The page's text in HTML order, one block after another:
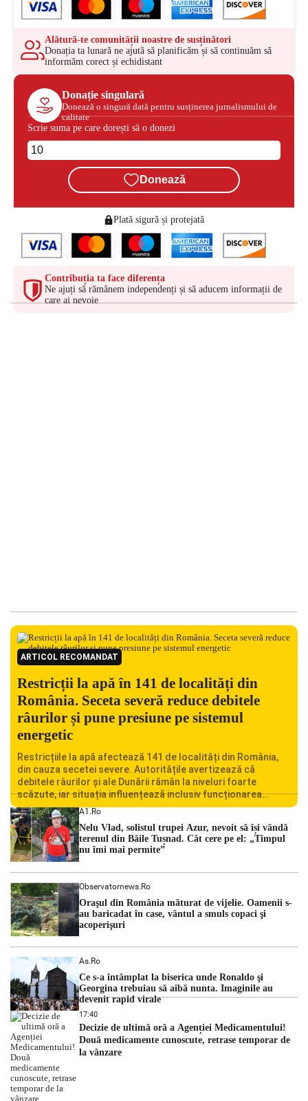
Alătură-te comunității noastre de susținători
Donația ta lunară ne ajută să planificăm și să continuăm să
informăm corect și echidistant
Donație singulară
Donează o singură dată pentru susținerea jurnalismului de
calitate
Scrie suma pe care dorești să o donezi
Donează
Plată sigură și protejată
Contribuția ta face diferența
Ne ajuți să rămânem independenți și să aducem informații de
care ai nevoie
ARTICOL RECOMANDAT
Restricții la apă în 141 de localități din
România. Seceta severă reduce debitele
râurilor și pune presiune pe sistemul
energetic
Restricțiile la apă afectează 141 de localități din România,
din cauza secetei severe. Autoritățile avertizează că
debitele râurilor și ale Dunării rămân la niveluri foarte
scăzute, iar situația influențează inclusiv funcționarea
Centralei Nucleare de la Cernavodă. România se confruntă
cu una dintre cele mai dificile perioade din punct de vedere
hidrologic din ultimii ani. Lipsa […]
A1.ro
Nelu Vlad, solistul trupei Azur, nevoit să își vândă
terenul din Băile Tușnad. Cât cere pe el: „Timpul
nu îmi mai permite”
Observatornews.ro
Oraşul din România măturat de vijelie. Oamenii s-
au baricadat în case, vântul a smuls copaci şi
acoperişuri
As.ro
Ce s-a întâmplat la biserica unde Ronaldo şi
Georgina trebuiau să aibă nunta. Imaginile au
devenit rapid virale
17:40
Decizie de ultimă oră a Agenției Medicamentului!
Două medicamente cunoscute, retrase temporar de
la vânzare